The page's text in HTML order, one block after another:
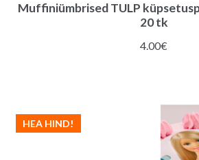
Muffiniümbrised TULP
20 tk
4.00€
HEA HIND!